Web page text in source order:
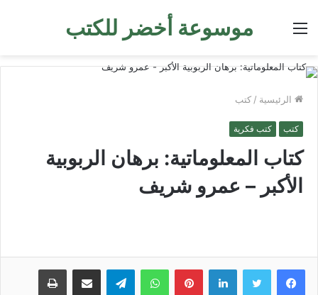
موسوعة أخضر للكتب القائمة
الرئيسية / كتب
كتب كتب فكرية
كتاب المعلوماتية: برهان الربوبية
الأكبر – عمرو شريف
لينكدإن بينتيريستواتساب تيلقرام مشاركة عبر البريد طباعة